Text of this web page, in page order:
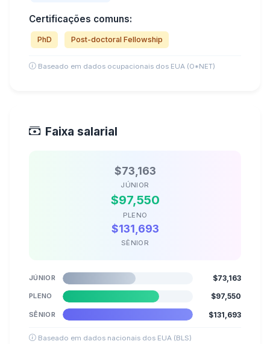
Certificações comuns:
PhD Post-doctoral Fellowship
Baseado em dados ocupacionais dos EUA (O*NET)
Faixa salarial
$73,163
JÚNIOR
$97,550
PLENO
$131,693
SÊNIOR
JÚNIOR $73,163
PLENO $97,550
SÊNIOR $131,693
Baseado em dados nacionais dos EUA (BLS)